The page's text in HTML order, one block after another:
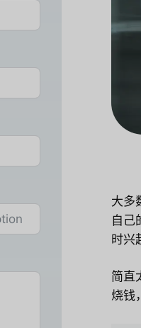
大多
自己
时兴
简直
烧钱